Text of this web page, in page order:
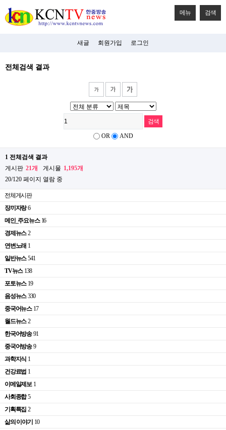
메뉴 검색
새글 회원가입 로그인
전체검색 결과
OR AND
1 전체검색 결과
게시판 21개 게시물 1,195개
20/120 페이지 열람 중
전체게시판
장끼자랑 6
메인_주요뉴스 16
경제뉴스 2
연변노래 1
일반뉴스 541
TV뉴스 138
포토뉴스 19
음성뉴스 330
중국어뉴스 17
월드뉴스 2
한국어방송 91
중국어방송 9
과학지식 1
건강료법 1
이메일제보 1
사회종합 5
기획특집 2
삶의 이야기 10